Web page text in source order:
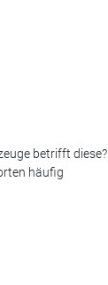
betrifft diese?
häufig